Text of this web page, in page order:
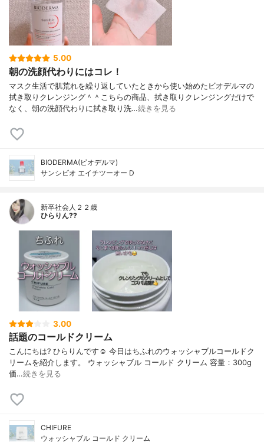
5.00
朝の洗顔代わりにはコレ！
マスク生活で肌荒れを繰り返していたときから使い始めたビオデルマの
拭き取りクレンジング＾＾こちらの商品、拭き取りクレンジングだけで
なく、朝の洗顔代わりに拭き取り洗…続きを見る
BIODERMA(ビオデルマ)
サンシビオ エイチツーオー D
新卒社会人２２歳
ひらりん??
3.00
話題のコールドクリーム
こんにちは? ひらりんです☺️ 今日はちふれのウォッシャブルコールドク
リームを紹介します。 ウォッシャブル コールド クリーム 容量：300g
価…続きを見る
CHIFURE
ウォッシャブル コールド クリーム